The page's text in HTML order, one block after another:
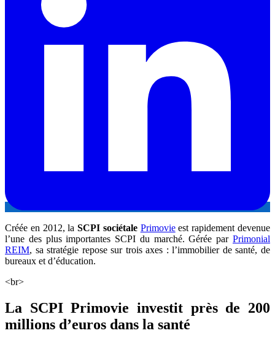
Créée en 2012, laSCPI sociétale Primovieest rapidement devenue
l’une des plus importantes SCPI du marché. Gérée par Primonial
REIM, sa stratégie repose sur trois axes : l’immobilier de santé, de
bureaux et d’éducation.
<br>
La SCPI Primovie investit près de 200
millions d’euros dans la santé